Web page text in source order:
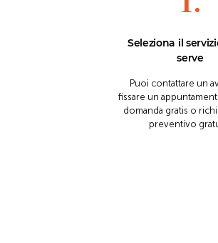
Seleziona il
serve
Puoi contattare un
fissare un
domanda gratis o
preventivo